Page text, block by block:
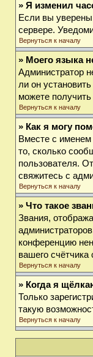
» Я изменил
Если вы
сервере.
Вернуться к началу
» Моего языка
Администратор
ли он
можете
Вернуться к началу
» Как я могу
Вместе с именем
то, сколько
пользователя.
свяжитесь с
Вернуться к началу
» Что такое
Звания,
конференцию
вашего
Вернуться к началу
» Когда я
Только
такую
Вернуться к началу